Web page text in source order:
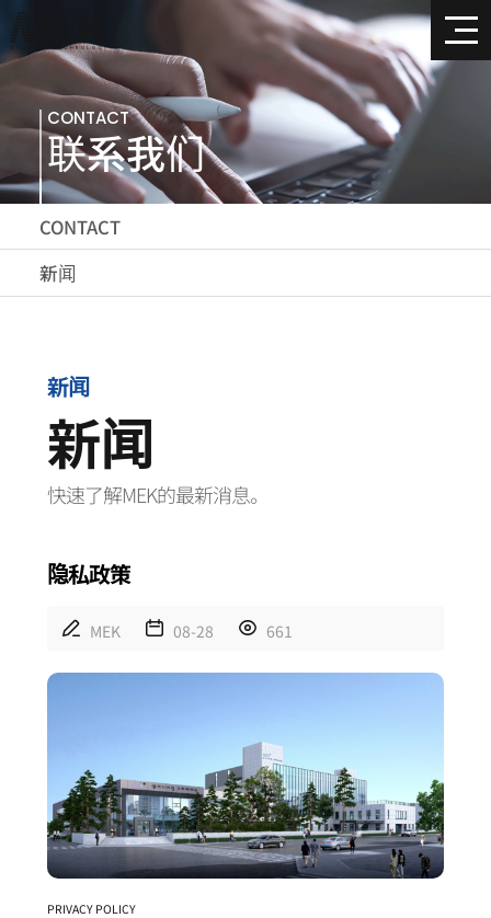
CONTACT
联系我们
CONTACT
新闻
新闻
新闻
快速了解MEK的最新消息。
隐私政策
MEK 08-28 661
PRIVACY POLICY